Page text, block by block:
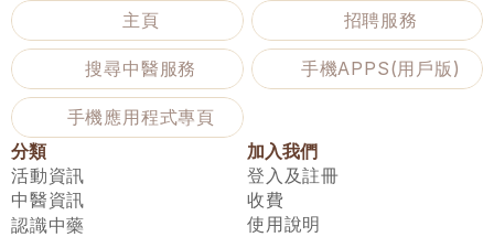
主頁
招聘服務
搜尋中醫服務 手機APPS(用戶版)
手機應用程式專頁
分類
活動資訊
中醫資訊
認識中藥
加入我們
登入及註冊
收費
使用說明